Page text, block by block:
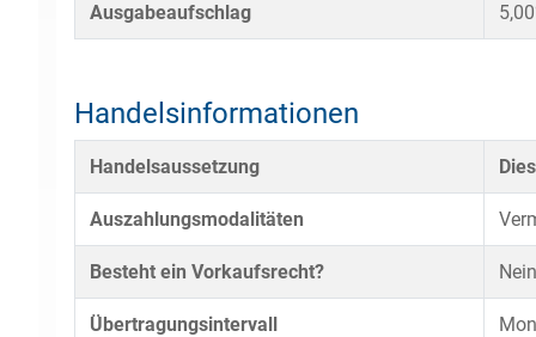
Ausgabeaufschlag
Handelsinformationen
Handelsaussetzung
Auszahlungsmodalitäten
Besteht ein Vorkaufsrecht? Nein
Übertragungsintervall